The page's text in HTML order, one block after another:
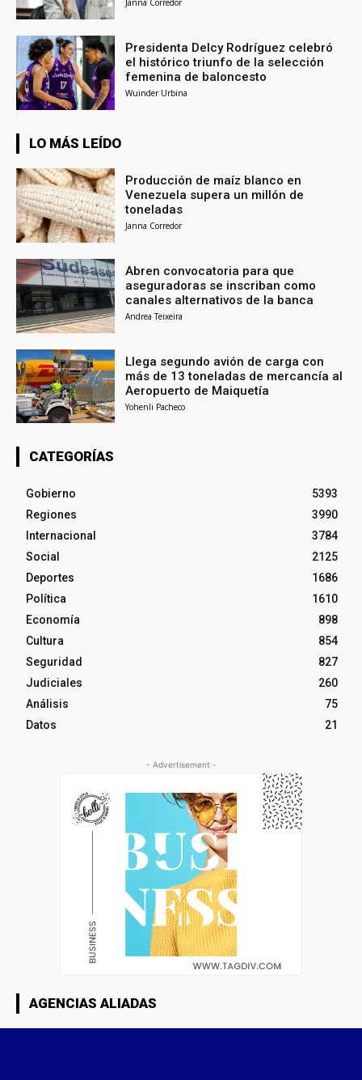
Janna Corredor
Presidenta Delcy Rodríguez celebró
el histórico triunfo de la selección
femenina de baloncesto
Wuinder Urbina
LO MÁS LEÍDO
Producción de maíz blanco en
Venezuela supera un millón de
toneladas
Janna Corredor
Abren convocatoria para que
aseguradoras se inscriban como
canales alternativos de la banca
Andrea Teixeira
Llega segundo avión de carga con
más de 13 toneladas de mercancía al
Aeropuerto de Maiquetía
Yohenli Pacheco
CATEGORÍAS
Gobierno
5393
Regiones
3990
Internacional
3784
Social
2125
Deportes
1686
Política
1610
Economía
898
Cultura
854
Seguridad
827
Judiciales
260
Análisis
75
Datos
21
- Advertisement -
AGENCIAS ALIADAS